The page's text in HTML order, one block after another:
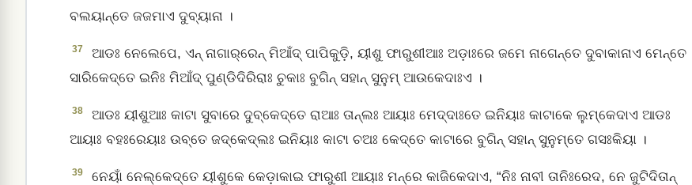
ବଲୟାନ୍ତେ ଜଜମାଏ ଦୁବ୍‌ୟାନା ।
37
ଆଡଃ ନେଲେପେ, ଏନ୍‌ ନାଗାର୍‌ରେନ୍‌ ମିଆଁଦ୍‌ ପାପିକୁଡ଼ି, ୟୀଶୁ ଫାରୁଶୀଆଃ ଅଡ଼ାଃରେ ଜମେ ନାଗେନ୍ତେ ଦୁବାକାନାଏ ମେନ୍ତେ
ସାରିକେଦ୍‌ତେ ଇନିଃ ମିଆଁଦ୍‌ ପୁଣ୍ଡିଦିରିରାଃ ଚୁକାଃ ବୁଗିନ୍‌ ସହାନ୍‌ ସୁନୁମ୍‌ ଆଉକେଦାଃଏ ।
38
ଆଡଃ ୟୀଶୁଆଃ କାଟା ସୁବାରେ ଦୁବ୍‌କେଦ୍‌ତେ ରାଆଃ ତାନ୍‌ଲଃ ଆୟାଃ ମେଦ୍‌ଦାଃତେ ଇନିୟାଃ କାଟାକେ ଲୁମ୍‌କେଦାଏ ଆଡଃ
ଆୟାଃ ବହଃରେୟାଃ ଉବ୍‌ତେ ଜଦ୍‌କେଦ୍‌ଲଃ ଇନିୟାଃ କାଟା ଚଅଃ କେଦ୍‌ତେ କାଟାରେ ବୁଗିନ୍‌ ସହାନ୍‌ ସୁନୁମ୍‌ତେ ଗସଃକିୟା ।
39
ନେୟାଁ ନେଲ୍‌କେଦ୍‌ତେ ୟୀଶୁକେ କେଡ଼ାକାଇ ଫାରୁଶୀ ଆୟାଃ ମନ୍‌ରେ କାଜିକେଦାଏ, “ନିଃ ନାବୀ ତାନିଃରେଦ, ନେ ଜୁଟିଦିତାନ୍‌